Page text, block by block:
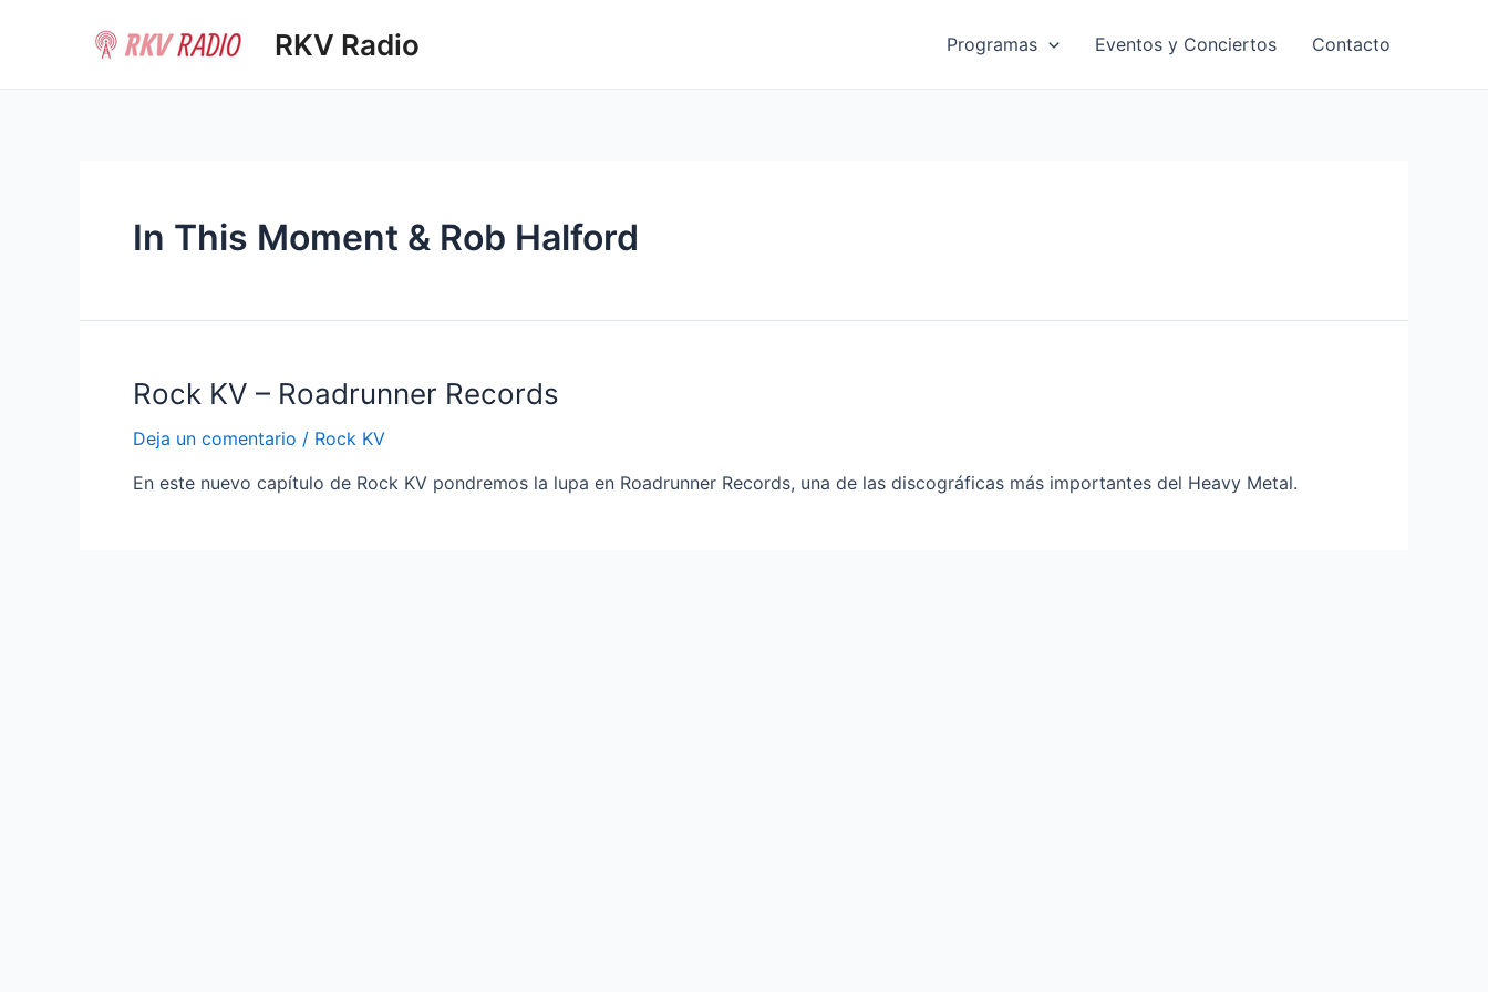
RKV Radio Programas Eventos y Conciertos Contacto
In This Moment & Rob Halford
Rock KV – Roadrunner Records
Deja un comentario / Rock KV
En este nuevo capítulo de Rock KV pondremos la lupa en Roadrunner Records, una de las discográficas más importantes del Heavy Metal.